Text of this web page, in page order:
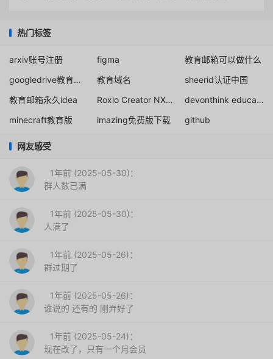
热门标签
arxiv账号注册 figma
教育邮箱可以做什么
googledrive教育无限团队盘
教育域名
sheerid认证中国
教育邮箱永久idea
Roxio Creator NXT Pro教育优惠
devonthink education
minecraft教育版
imazing免费版下载 github
网友感受
1年前 (2025-05-30)：
群人数已满
1年前 (2025-05-30)：
人满了
1年前 (2025-05-26)：
群过期了
1年前 (2025-05-26)：
谁说的 还有的 刚弄好了
1年前 (2025-05-24)：
现在改了，只有一个月会员